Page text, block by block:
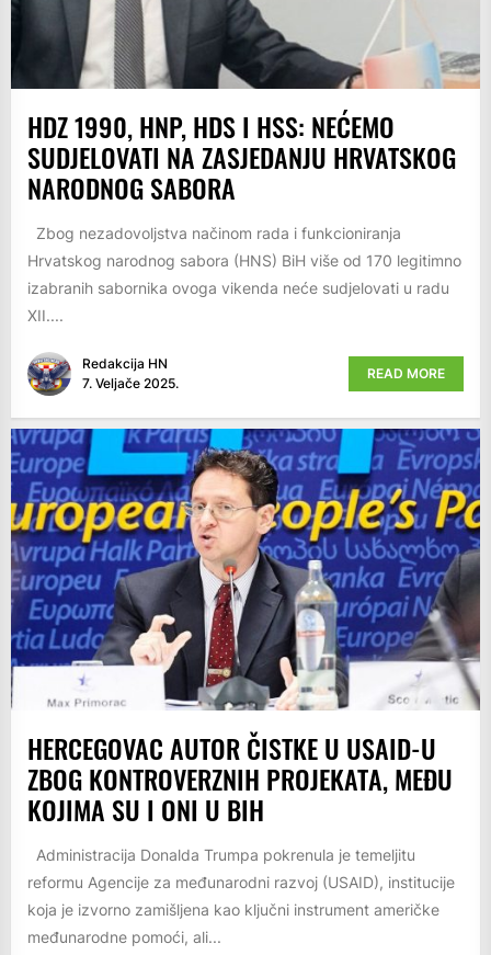
HDZ 1990, HNP, HDS I HSS: NEĆEMO
SUDJELOVATI NA ZASJEDANJU HRVATSKOG
NARODNOG SABORA
Zbog nezadovoljstva načinom rada i funkcioniranja
Hrvatskog narodnog sabora (HNS) BiH više od 170 legitimno
izabranih sabornika ovoga vikenda neće sudjelovati u radu
XII....
Redakcija HN
7. Veljače 2025.
READ MORE
HERCEGOVAC AUTOR ČISTKE U USAID-U
ZBOG KONTROVERZNIH PROJEKATA, MEĐU
KOJIMA SU I ONI U BIH
Administracija Donalda Trumpa pokrenula je temeljitu
reformu Agencije za međunarodni razvoj (USAID), institucije
koja je izvorno zamišljena kao ključni instrument američke
međunarodne pomoći, ali...